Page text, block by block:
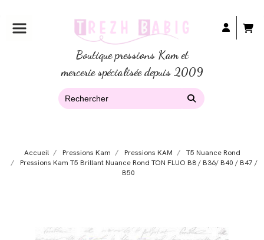
Boutique pressions Kam et
mercerie spécialisée depuis 2009
Accueil Pressions Kam Pressions KAM
T5 Nuance Rond
Pressions Kam T5 Brillant Nuance Rond TON FLUO B8 / B36/ B40 / B47 /
B50